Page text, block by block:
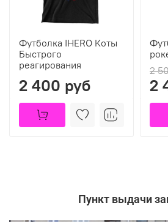
Футболка IHERO Коты
Быстрого
реагирования
2 400 руб
2
2
Пункт выдачи